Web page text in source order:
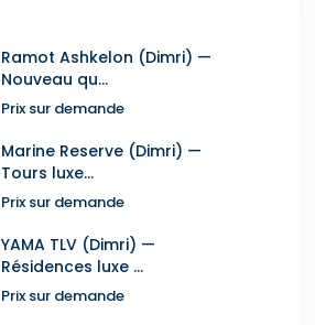
Ramot Ashkelon (Dimri) —
Nouveau qu...
Prix sur demande
Marine Reserve (Dimri) —
Tours luxe...
Prix sur demande
YAMA TLV (Dimri) —
Résidences luxe ...
Prix sur demande